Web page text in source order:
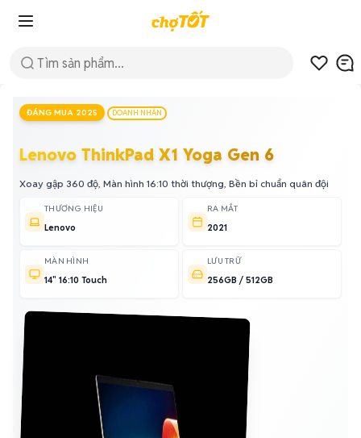
ĐÁNG MUA 2025 DOANH NHÂN
Lenovo ThinkPad X1 Yoga Gen 6
Xoay gập 360 độ, Màn hình 16:10 thời thượng, Bền bỉ chuẩn quân đội
THƯƠNG HIỆU
Lenovo
RA MẮT
2021
MÀN HÌNH
14" 16:10 Touch
LƯU TRỮ
256GB / 512GB